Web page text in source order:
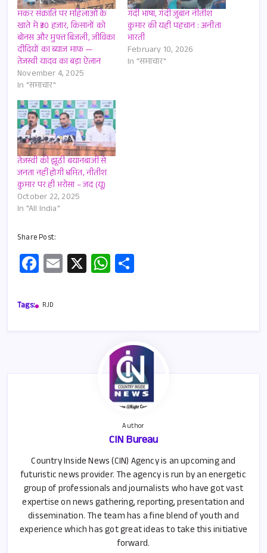
मकर संक्रांति पर महिलाओं के
खाते में ₹30 हजार, किसानों को
बोनस और मुफ्त बिजली, जीविका
दीदियों का ब्याज माफ —
तेजस्वी यादव का बड़ा ऐलान
November 4, 2025
In "समाचार"
गंदी भाषा, गंदी जुबान नीतीश
कुमार की यही पहचान : अनीता
भारती
February 10, 2026
In "समाचार"
तेजस्वी की झूठी बयानबाजी से
जनता नहीं होगी भ्रमित, नीतीश
कुमार पर ही भरोसा – जद (यू)
October 22, 2025
In "All India"
Share Post:
Fa
ce
b
E
m
X W
h
A
p
p
Tags: RJD
Author
CIN Bureau
Country Inside News (CIN) Agency is an upcoming and
futuristic news provider. The agency is run by an energetic
group of professionals and journalists who have got vast
expertise on news gathering, reporting, presentation and
dissemination. The team has a fine blend of youth and
experience which has got great ideas to take this initiative
forward.